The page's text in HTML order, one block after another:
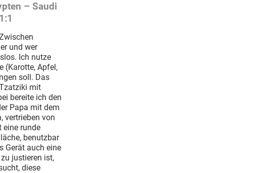
– Saudi
und wer
Ich nutze
(Karotte, Apfel,
soll. Das
mit
bereite ich den
Papa mit dem
vertrieben von
eine runde
benutzbar
Gerät auch eine
justieren ist,
diese